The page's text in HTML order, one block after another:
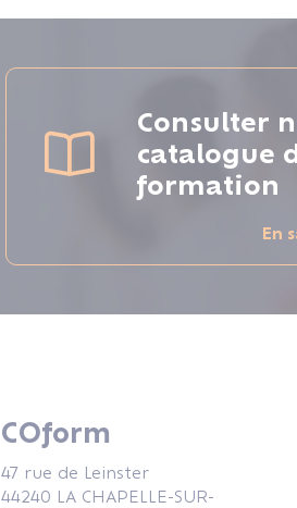
Consulter
catalogue
formation
En
COform
47 rue de Leinster
44240 LA CHAPELLE-SUR-